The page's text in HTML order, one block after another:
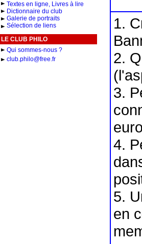
Textes en ligne, Livres à lire
Dictionnaire du club
Galerie de portraits
Sélection de liens
LE CLUB PHILO
Qui sommes-nous ?
club.philo@free.fr
1.
2.
3.
4.
5.
en